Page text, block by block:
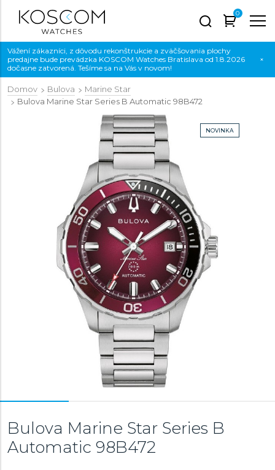
0
Vážení zákazníci, z dôvodu rekonštrukcie a zväčšovania plochy
predajne bude prevádzka KOSCOM Watches Bratislava od 1.8.2026
dočasne zatvorená. Tešíme sa na Vás v novom!
×
Domov Bulova
Marine Star
Bulova Marine Star Series B Automatic 98B472
NOVINKA
Bulova Marine Star Series B
Automatic 98B472